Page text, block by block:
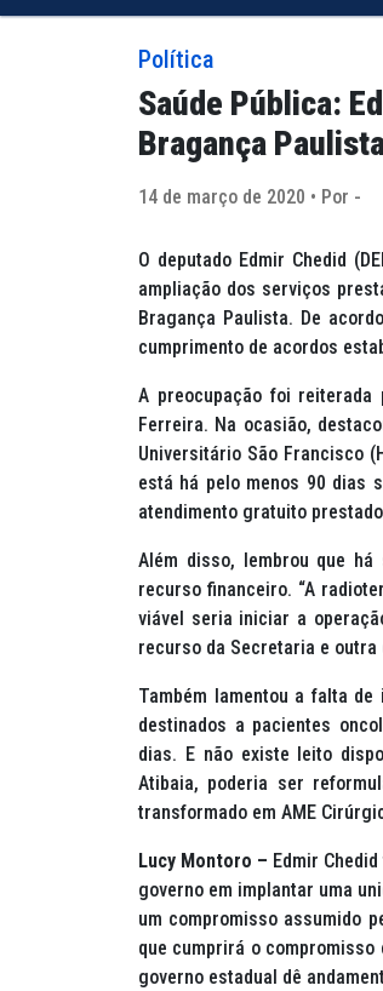
Política
Saúde Pública:
Bragança
14 de março de 2020 • Por -
O deputado Edmir Chedid
ampliação dos serviços
Bragança Paulista. De
cumprimento de acordos
A preocupação foi reiterada
Ferreira. Na ocasião,
Universitário São Francisco
está há pelo menos 90 dias
atendimento gratuito
Além disso, lembrou que
recurso financeiro. “A
viável seria iniciar a
recurso da Secretaria e outra
Também lamentou a falta
destinados a pacientes
dias. E não existe leito
Atibaia, poderia ser
transformado em AME
Lucy Montoro – Edmir
governo em implantar uma
um compromisso assumido
que cumprirá o compromisso
governo estadual dê